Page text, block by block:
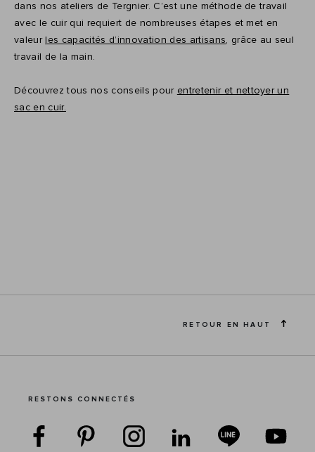
dans nos ateliers de Tergnier. C’est une méthode de travail
avec le cuir qui requiert de nombreuses étapes et met en
valeurles capacités d’innovation des artisans , grâce au seul
travail de la main.
Découvrez tous nos conseils pour entretenir et nettoyer un
sac en cuir.
RETOUR EN HAUT
RESTONS CONNECTÉS